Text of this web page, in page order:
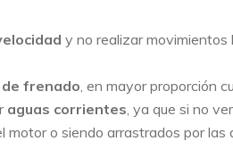
y no realizar movimientos
frenado, en mayor proporción
aguas corrientes, ya que si no
motor o siendo arrastrados por